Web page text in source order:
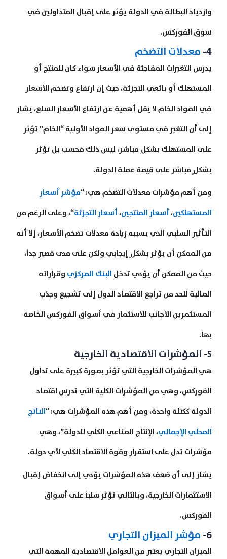
وازدياد البطالة في الدولة يؤثر على إقبال المتداولين في
سوق الفوركس.
4- معدلات التضخم
يدرس التغيرات المفاجئة في الأسعار سواء كان للمنتج أو
المستهلك أو بائعي التجزئة، حيث إن ارتفاع وتضخم الأسعار
في المواد الخام لا يقل أهمية عن ارتفاع الأسعار السلع، يشار
إلى أن التغير في مستوى سعر المواد الأولية “الخام” تؤثر
على المستهلك بشكلٍ مباشر، ليس ذلك فحسب بل تؤثر
بشكلٍ مباشر على قيمة عملة الدولة.
ومن أهم مؤشرات معدلات التضخم هي: “مؤشر أسعار
المستهلكين، أسعار المنتجين، أسعار التجزئة“، وعلى الرغم من
التأثير السلبي الذي يسببه زيادة معدلات تضخم الأسعار، إلا أنه
من الممكن أن يؤثر بشكلٍ إيجابي ولكن على مدى قصير جداً،
حيث من الممكن أن يؤدي تدخل البنك المركزي وقراراته
المالية للحد من تراجع الاقتصاد الدول إلى تشجيع وجذب
المستثمرين الأجانب للاستثمار في أسواق الفوركس الخاصة
بها.
5- المؤشرات الاقتصادية الخارجية
هي المؤشرات الخارجية التي تؤثر بصورة كبيرة على تداول
الفوركس، وهي من المؤشرات الكلية التي تدرس اقتصاد
الدولة ككتلة واحدة، ومن أهم هذه المؤشرات هي: “الناتج
المحلي الإجمالي، الإنتاج الصناعي الكلي للدولة”، وهي
مؤشرات تدل على استقرار وقوة الاقتصاد الكلي لأي دولة.
يشار إلى أن ضعف هذه المؤشرات يؤدي إلى انخفاض إقبال
الاستثمارات الخارجية، وبالتالي تؤثر سلباً على أسواق
الفوركس.
6- مؤشر الميزان التجاري
الميزان التجاري يعتبر من العوامل الاقتصادية المهمة التي